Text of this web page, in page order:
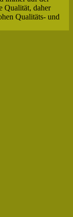
Qualität, daher
Qualitäts- und